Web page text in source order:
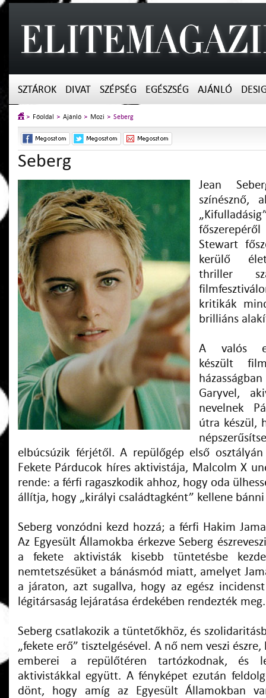
SZTÁROK DIVAT SZÉPSÉG EGÉSZSÉG AJÁNLÓ
Főoldal Ajánló Mozi Seberg
Seberg
Jean
színésznő,
Stewart
kerülő
thriller
kritikák
brilliáns
A valós
készült
Garyvel,
nevelnek
útra készül,
elbúcsúzik férjétől. A repülőgép első
Fekete Párducok híres aktivistája, Malcolm X
rende: a férfi ragaszkodik ahhoz, hogy oda
állítja, hogy „királyi családtagként” kellene bánni
Seberg vonzódni kezd hozzá; a férfi Hakim
Az Egyesült Államokba érkezve Seberg
a fekete aktivisták kisebb tüntetésbe
nemtetszésüket a bánásmód miatt, amelyet
a járaton, azt sugallva, hogy az egész
légitársaság lejáratása érdekében rendezték meg.
Seberg csatlakozik a tüntetőkhöz, és
„fekete erő” tisztelgésével. A nő nem veszi
emberei a repülőtéren tartózkodnak, és
aktivistákkal együtt. A fényképet ezután
dönt, hogy amíg az Egyesült Államokban